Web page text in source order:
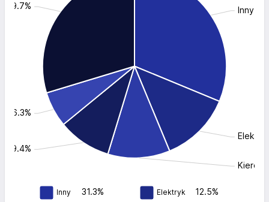
Inny:
9.4%
6.3%
29.7%
Inny 31.3% Elektryk 12.5%